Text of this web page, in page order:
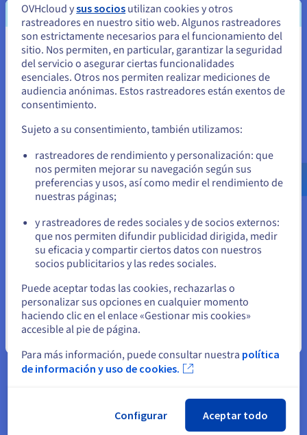
Soporte y acompañamiento
Este software open source cuenta con un gran soporte por
parte de su comunidad de usuarios. Además, muchos
partners de OVHcloud pueden ofrecerle un soporte a medida.
Aplicaciones de big data
Este sistema de gestión de bases de datos relacional es un
gran aliado de la tecnología big data. Y es que PostgreSQL ha
sido especialmente diseñado para gestionar grandes bases
de datos con un gran número de conexiones activas
simultáneas. Es, por ejemplo, el sistema utilizado por Afilias
para gestionar el sistema mundial de registro de los dominios
.org.
Parece que está ubicado en Estados
Unidos
Si quiere hacer un pedido desde Estados Unidos, deberá buscar
el sitio web adecuado y crear una cuenta.
us.ovhcloud.com/learn Inglés USD - $
Permanezca en el sitio web actual
OVHcloud ysus socios utilizan cookies y otros
rastreadores en nuestro sitio web. Algunos rastreadores
son estrictamente necesarios para el funcionamiento del
sitio. Nos permiten, en particular, garantizar la seguridad
del servicio o asegurar ciertas funcionalidades
esenciales. Otros nos permiten realizar mediciones de
audiencia anónimas. Estos rastreadores están exentos de
consentimiento.
Sujeto a su consentimiento, también utilizamos:
rastreadores de rendimiento y personalización: que
nos permiten mejorar su navegación según sus
preferencias y usos, así como medir el rendimiento de
nuestras páginas;
y rastreadores de redes sociales y de socios externos:
que nos permiten difundir publicidad dirigida, medir
su eficacia y compartir ciertos datos con nuestros
socios publicitarios y las redes sociales.
Puede aceptar todas las cookies, rechazarlas o
personalizar sus opciones en cualquier momento
haciendo clic en el enlace «Gestionar mis cookies»
accesible al pie de página.
Para más información, puede consultar nuestra política
de información y uso de cookies.
Configurar Aceptar todo